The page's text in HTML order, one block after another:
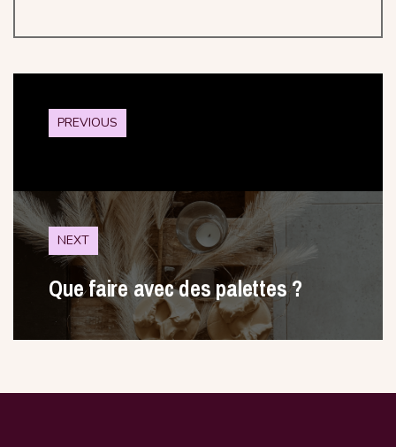
PREVIOUS
NEXT
Que faire avec des palettes ?